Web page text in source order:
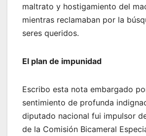
maltrato y hostigamiento del
mientras reclamaban por la
seres queridos.
El plan de impunidad
Escribo esta nota embargado
sentimiento de profunda
diputado nacional fui impulsor
de la Comisión Bicameral